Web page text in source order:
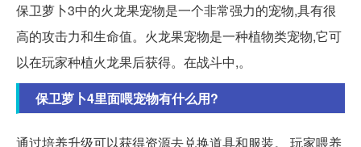
保卫萝卜3中的火龙果宠物是一个非常强力的宠物,具有很
高的攻击力和生命值。火龙果宠物是一种植物类宠物,它可
以在玩家种植火龙果后获得。在战斗中,。
保卫萝卜4里面喂宠物有什么用?
通过培养升级可以获得资源去兑换道具和服装。 玩家喂养